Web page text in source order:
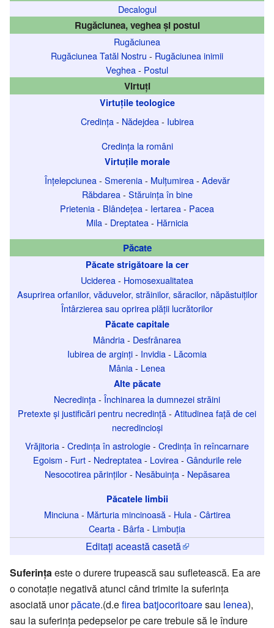
Decalogul
Rugăciunea, veghea și postul
Rugăciunea
Rugăciunea Tatăl Nostru - Rugăciunea inimii
Veghea- Postul
Virtuți
Virtuțile teologice
Credința- Nădejdea- Iubirea
Credința la români
Virtuțile morale
Înțelepciunea- Smerenia- Mulțumirea- Adevăr
Răbdarea- Stăruința în bine
Prietenia- Blândețea- Iertarea- Pacea
Mila- Dreptatea- Hărnicia
Păcate
Păcate strigătoare la cer
Uciderea- Homosexualitatea
Asuprirea orfanilor, văduvelor, străinilor, săracilor, năpăstuiților
Întârzierea sau oprirea plății lucrătorilor
Păcate capitale
Mândria- Desfrânarea
Iubirea de arginți- Invidia- Lăcomia
Mânia- Lenea
Alte păcate
Necredința- Închinarea la dumnezei străini
Pretexte și justificări pentru necredință- Atitudinea față de cei
necredincioși
Vrăjitoria- Credința în astrologie- Credința în reîncarnare
Egoism - Furt- Nedreptatea- Lovirea- Gândurile rele
Nesocotirea părinților- Nesăbuința- Nepăsarea
Păcatele limbii
Minciuna- Mărturia mincinoasă- Hula- Cârtirea
Cearta- Bârfa- Limbuția
Editați această casetă
Suferinţa este o durere trupească sau sufletească. Ea are
o conotaţie negativă atunci când trimite la suferinţa
asociată unorpăcate.(d.efirea batjocoritoaresau lenea),
sau la suferinţa pedepselor pe care trebuie să le îndure